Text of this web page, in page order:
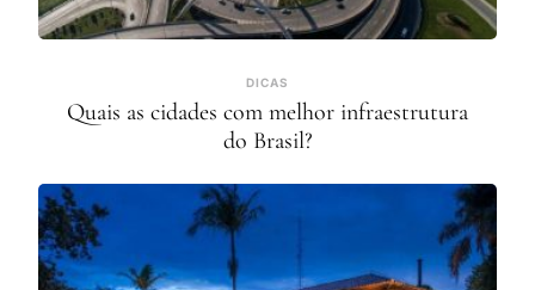
DICAS
Quais as cidades com melhor infraestrutura
do Brasil?